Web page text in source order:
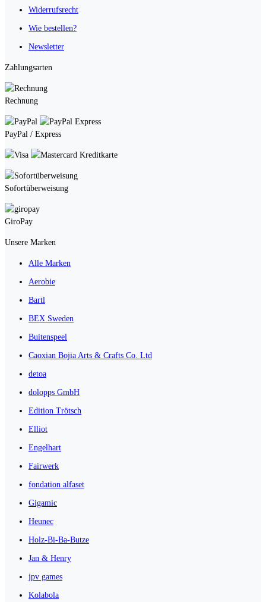
Widerrufsrecht
Wie bestellen?
Newsletter
Zahlungsarten
Rechnung
PayPal / Express
Kreditkarte
Sofortüberweisung
GiroPay
Unsere Marken
Alle Marken
Aerobie
Bartl
BEX Sweden
Buitenspeel
Caoxian Bojia Arts & Crafts Co. Ltd
detoa
dolopps GmbH
Edition Trötsch
Elliot
Engelhart
Fairwerk
fondation alfaset
Gigamic
Heunec
Holz-Bi-Ba-Butze
Jan & Henry
jpv games
Kolabola